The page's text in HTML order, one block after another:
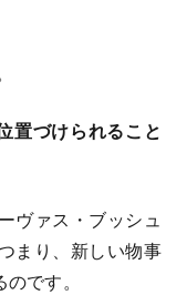
置づけられること
ヴァス・ブッシュ
まり、新しい物事
です。